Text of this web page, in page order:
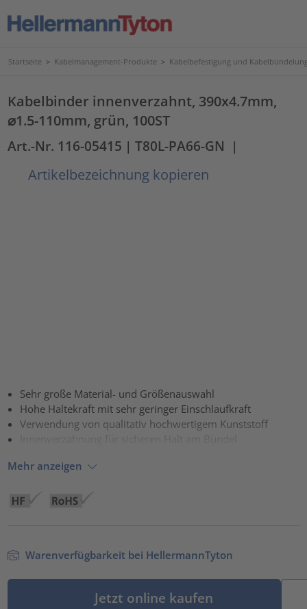
Startseite > Kabelmanagement-Produkte > Kabelbefestigung und
Kabelbinder innenverzahnt, 390x4.7mm,
⌀1.5-110mm, grün, 100ST
Art.-Nr. 116-05415 | T80L-PA66-GN |
Artikelbezeichnung kopieren
Sehr große Material- und Größenauswahl
Hohe Haltekraft mit sehr geringer Einschlaufkraft
Verwendung von qualitativ hochwertigem Kunststoff
Innenverzahnung für sicheren Halt am Bündel
Mehr anzeigen
Warenverfügbarkeit bei HellermannTyton
Jetzt online kaufen